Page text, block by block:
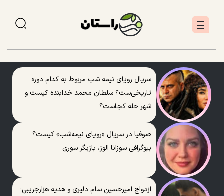
سریال رویای نیمه شب مربوط به کدام دوره
تاریخی‌ست؟ سلطان محمد خدابنده کیست و
شهر حله کجاست؟
صوفیا در سریال «رویای نیمه‌شب» کیست؟
بیوگرافی سوزانا الوز، بازیگر سوری
ازدواج امیرحسین سام دلیری و هدیه هزارجریبی؛